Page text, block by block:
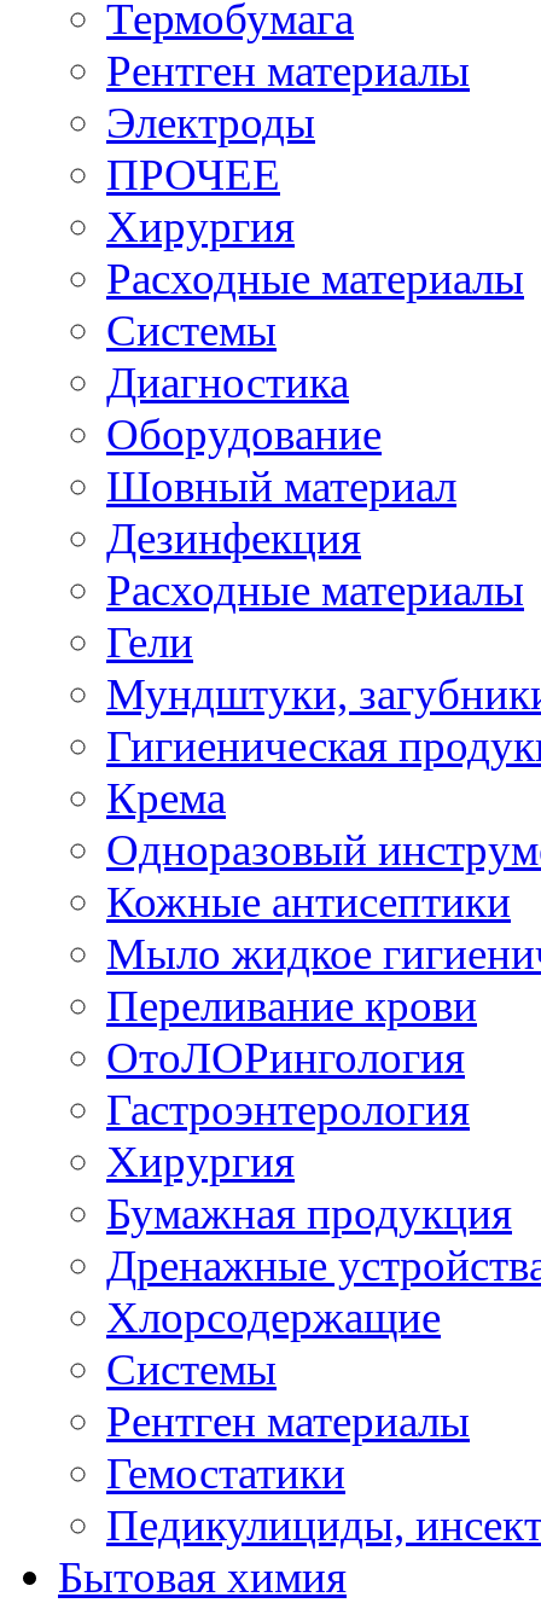
Термобумага
Рентген материалы
Электроды
ПРОЧЕЕ
Хирургия
Расходные материалы
Системы
Диагностика
Оборудование
Шовный материал
Дезинфекция
Расходные материалы
Гели
Мундштуки,
Гигиеническая
Крема
Одноразовый
Кожные антисептики
Мыло жидкое
Переливание крови
ОтоЛОРингология
Гастроэнтерология
Хирургия
Бумажная продукция
Дренажные
Хлорсодержащие
Системы
Рентген материалы
Гемостатики
Педикулициды,
Бытовая химия